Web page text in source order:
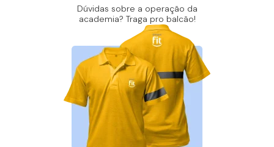
Dúvidas sobre a operação da
academia? Traga pro balcão!